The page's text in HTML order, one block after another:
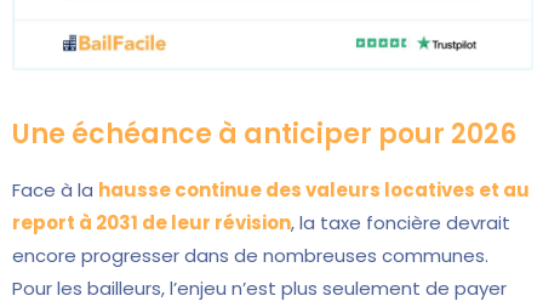
Une échéance à anticiper pour 2026
Face à la hausse continue des valeurs locatives et au
report à 2031 de leur révision, la taxe foncière devrait
encore progresser dans de nombreuses communes.
Pour les bailleurs, l’enjeu n’est plus seulement de payer